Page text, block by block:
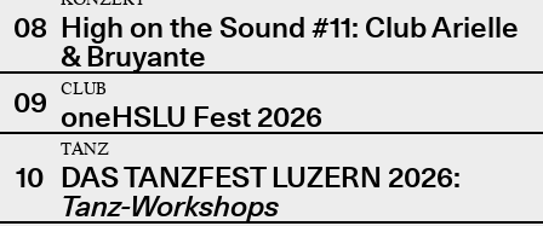
08 High on the Sound #11: Club Arielle
& Bruyante
09
CLUB
oneHSLU Fest 2026
10
TANZ
DAS TANZFEST LUZERN 2026:
Tanz-Workshops